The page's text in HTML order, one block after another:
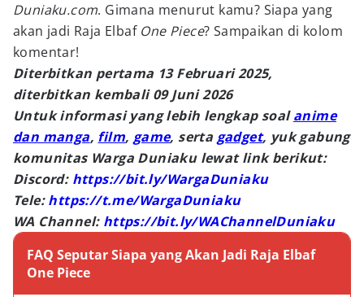
Duniaku.com. Gimana menurut kamu? Siapa yang
akan jadi Raja Elbaf One Piece? Sampaikan di kolom
komentar!
Diterbitkan pertama 13 Februari 2025,
diterbitkan kembali 09 Juni 2026
Untuk informasi yang lebih lengkap soalanime
dan manga, film, game, serta gadget, yuk gabung
komunitas Warga Duniaku lewat link berikut:
Discord: https://bit.ly/WargaDuniaku
Tele:https://t.me/WargaDuniaku
WA Channel: https://bit.ly/WAChannelDuniaku
FAQ Seputar Siapa yang Akan Jadi Raja Elbaf
One Piece